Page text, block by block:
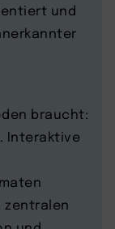
und
braucht:
Interaktive
zentralen